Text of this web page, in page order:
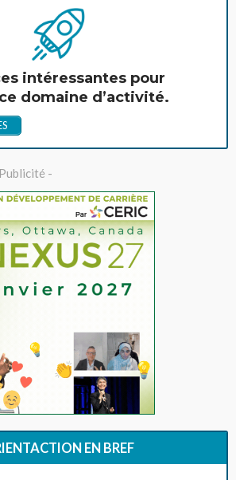
intéressantes pour
domaine d’activité.
-
EN BREF